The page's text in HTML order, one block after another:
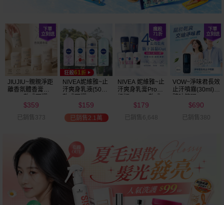
JIUJIU~親親淨距
離香氛體香膏
$359
已銷售373
NIVEA妮維雅~止
汗爽身乳液(50ml)
$159
已銷售2.1萬
NIVEA 妮維雅~止
汗爽身乳膏Pro升
$179
已銷售6,648
VOW~淨味君長效
止汗噴霧(30ml)
$690
已銷售380